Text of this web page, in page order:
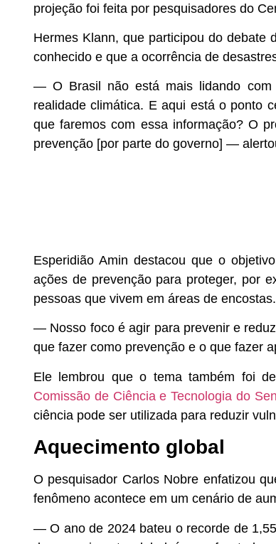
projeção foi feita por pesquisadores do
Hermes Klann, que participou do
conhecido e que a ocorrência de
— O Brasil não está mais lidando com
realidade climática. E aqui está o ponto
que faremos com essa informação? O
prevenção [por parte do governo] —
Esperidião Amin destacou que o
ações de prevenção para proteger, por
pessoas que vivem em áreas de encostas.
— Nosso foco é agir para prevenir e
que fazer como prevenção e o que fazer
Ele lembrou que o tema também foi
Comissão de Ciência e Tecnologia do
ciência pode ser utilizada para reduzir
Aquecimento global
O pesquisador Carlos Nobre enfatizou
fenômeno acontece em um cenário de
— O ano de 2024 bateu o recorde de